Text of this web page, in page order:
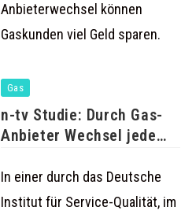
Anbieterwechsel können
Gaskunden viel Geld sparen.
Gas
n-tv Studie: Durch Gas-
Anbieter Wechsel jede
In einer durch das Deutsche
Institut für Service-Qualität, im